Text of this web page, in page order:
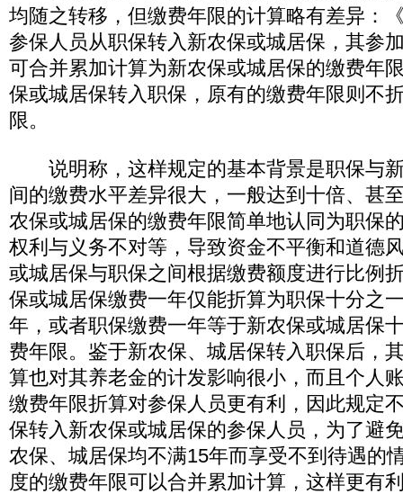
均随之转移，但缴费年限的计算略有差异：
参保人员从职保转入新农保或城居保，其参
可合并累加计算为新农保或城居保的缴费年
保或城居保转入职保，原有的缴费年限则不
限。
说明称，这样规定的基本背景是职保与
间的缴费水平差异很大，一般达到十倍、甚
农保或城居保的缴费年限简单地认同为职保
权利与义务不对等，导致资金不平衡和道德
或城居保与职保之间根据缴费额度进行比例
保或城居保缴费一年仅能折算为职保十分之
年，或者职保缴费一年等于新农保或城居保
费年限。鉴于新农保、城居保转入职保后，
算也对其养老金的计发影响很小，而且个人
缴费年限折算对参保人员更有利，因此规定
保转入新农保或城居保的参保人员，为了避
农保、城居保均不满15年而享受不到待遇的
度的缴费年限可以合并累加计算，这样更有